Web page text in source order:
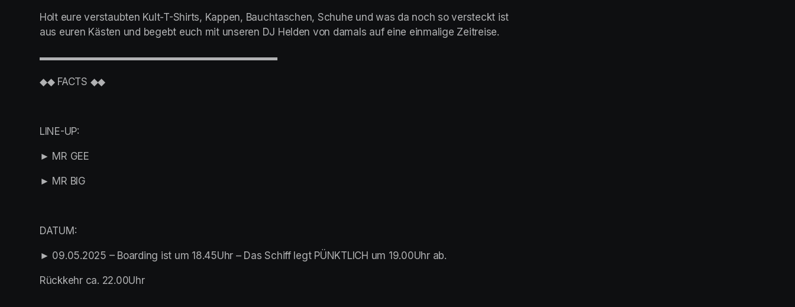
Holt eure verstaubten Kult-T-Shirts, Kappen, Bauchtaschen, Schuhe und was da noch so versteckt ist
aus euren Kästen und begebt euch mit unseren DJ Helden von damals auf eine einmalige Zeitreise.
▬▬▬▬▬▬▬▬▬▬▬▬▬▬▬▬▬▬▬▬▬▬▬▬
◆◆ FACTS ◆◆
LINE-UP:
► MR GEE
► MR BIG
DATUM:
► 09.05.2025 – Boarding ist um 18.45Uhr – Das Schiff legt PÜNKTLICH um 19.00Uhr ab.
Rückkehr ca. 22.00Uhr